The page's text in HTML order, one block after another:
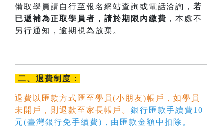
備取學員請自行至報名網站查詢或電話洽詢， 若
已遞補為正取學員者，請於期限內繳費 ，本處不
另行通知，逾期視為放棄。
二、退費制度：
退費以匯款方式匯至學員(小朋友)帳戶，如學員
未開戶，則退款至家長帳戶。 銀行匯款手續費10
元(臺灣銀行免手續費)，由匯款金額中扣除。